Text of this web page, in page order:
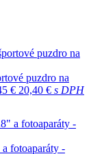
puzdro na
€ 20,40 € s DPH
fotoaparáty -